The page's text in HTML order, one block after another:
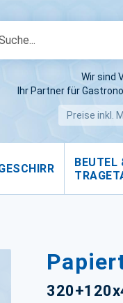
Wir sind
Ihr Partner für
Preise inkl.
BEUTEL